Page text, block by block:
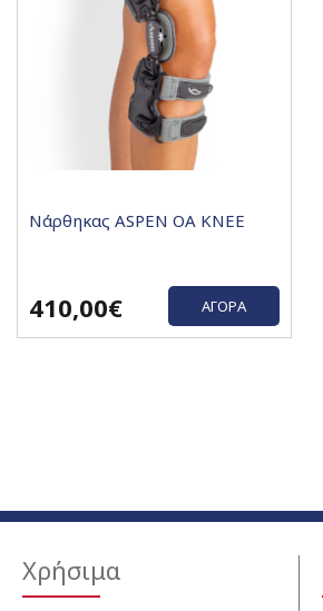
Νάρθηκας ASPEN OA KNEE
410,00€ ΑΓΟΡΆ
Χρήσιμα